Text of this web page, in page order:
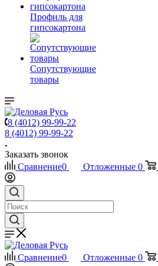
Профиль для
гипсокартона
Сопутствующие
товары
8 (4012) 99-99-22
8 (4012) 99-99-22
Заказать звонок
Сравнение0 Отложенные 0
Сравнение0 Отложенные 0